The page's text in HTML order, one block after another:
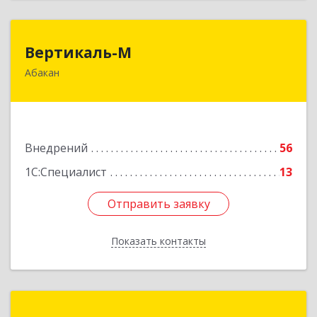
Вертикаль-М
Абакан
Внедрений
56
1С:Специалист
13
Отправить заявку
Показать контакты
655017, Хакасия Респ, Абакан г, Чертыгашева
Отправить заявку
Назад